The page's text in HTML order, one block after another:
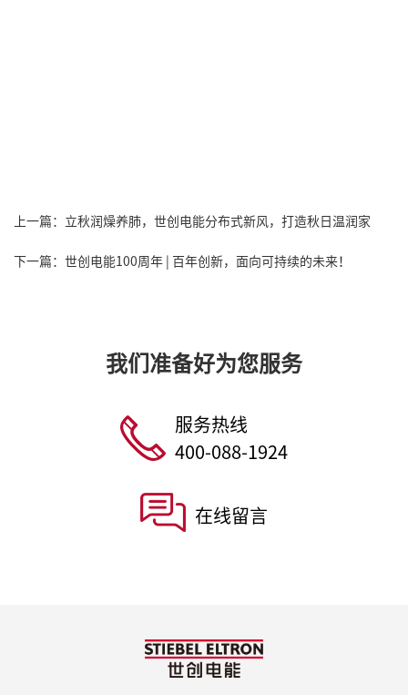
上一篇：立秋润燥养肺，世创电能分布式新风，打造秋日温润家
下一篇：世创电能100周年 | 百年创新，面向可持续的未来！
我们准备好为您服务
服务热线
400-088-1924
在线留言